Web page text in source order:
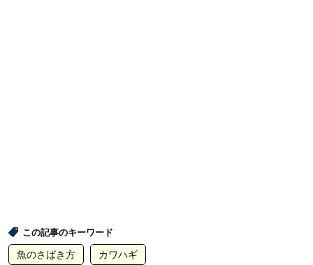
この記事のキーワード
魚のさばき方 カワハギ